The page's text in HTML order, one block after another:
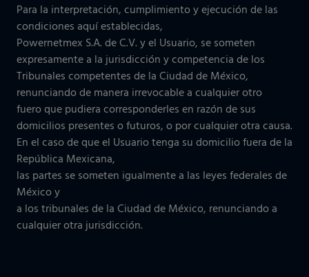
Para la interpretación, cumplimiento y ejecución de las
condiciones aquí establecidas,
Powernetmex S.A. de C.V. y el Usuario, se someten
expresamente a la jurisdicción y competencia de los
Tribunales competentes de la Ciudad de México,
renunciando de manera irrevocable a cualquier otro
fuero que pudiera corresponderles en razón de sus
domicilios presentes o futuros, o por cualquier otra causa.
En el caso de que el Usuario tenga su domicilio fuera de la
República Mexicana,
las partes se someten igualmente a las leyes federales de
México y
a los tribunales de la Ciudad de México, renunciando a
cualquier otra jurisdicción.